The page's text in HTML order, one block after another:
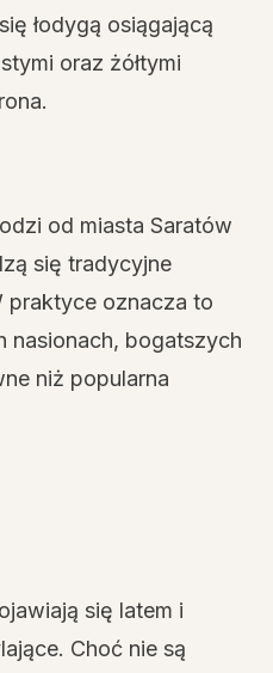
łodygą osiągającą
oraz żółtymi
od miasta Saratów
się tradycyjne
praktyce oznacza to
nasionach, bogatszych
niż popularna
się latem i
Choć nie są